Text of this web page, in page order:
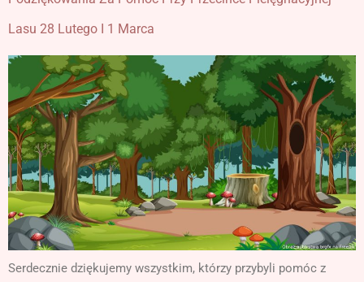
Lasu 28 Lutego I 1 Marca
Serdecznie dziękujemy wszystkim, którzy przybyli pomóc z